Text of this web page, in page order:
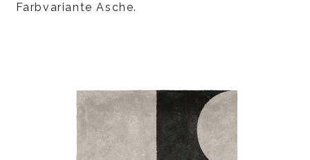
Farbvariante Asche.